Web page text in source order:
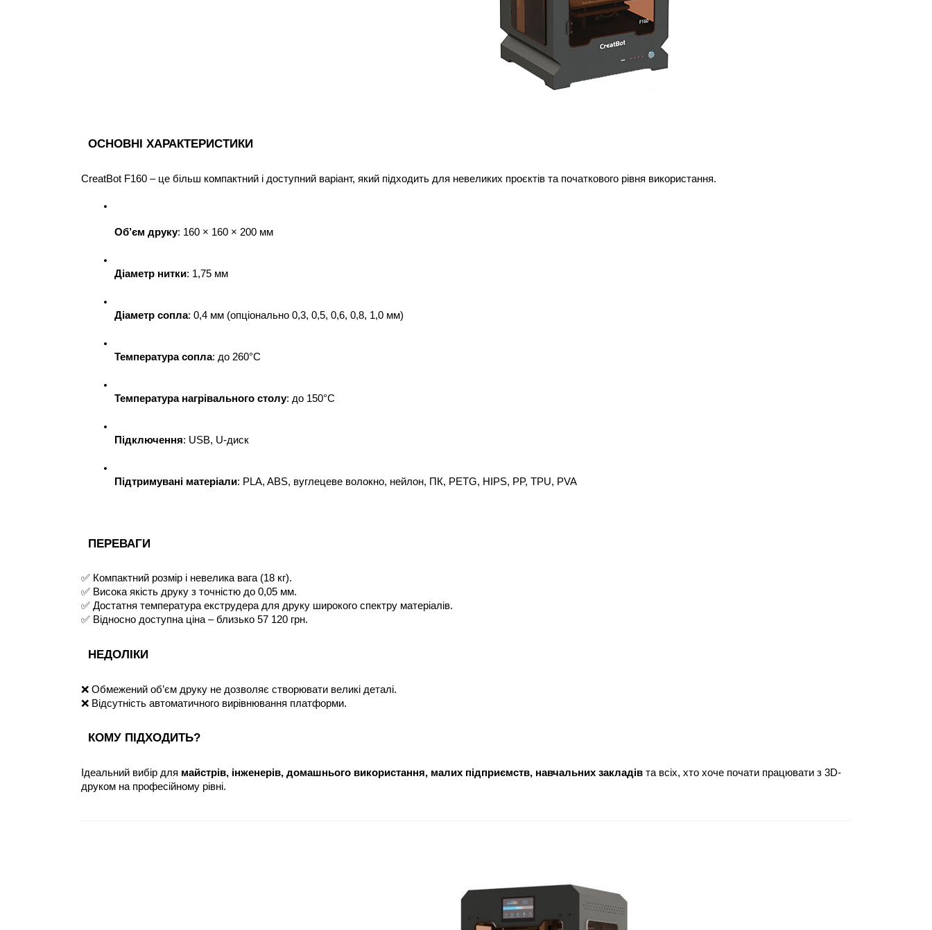
ОСНОВНІ ХАРАКТЕРИСТИКИ
CreatBot F160 – це більш компактний і доступний варіант, який підходить для невеликих проєктів та початкового рівня використання.
Об’єм друку: 160 × 160 × 200 мм
Діаметр нитки: 1,75 мм
Діаметр сопла: 0,4 мм (опціонально 0,3, 0,5, 0,6, 0,8, 1,0 мм)
Температура сопла: до 260°C
Температура нагрівального столу: до 150°C
Підключення: USB, U-диск
Підтримувані матеріали: PLA, ABS, вуглецеве волокно, нейлон, ПК, PETG, HIPS, PP, TPU, PVA
ПЕРЕВАГИ
✅ Компактний розмір і невелика вага (18 кг).
✅ Висока якість друку з точністю до 0,05 мм.
✅ Достатня температура екструдера для друку широкого спектру матеріалів.
✅ Відносно доступна ціна – близько 57 120 грн.
НЕДОЛІКИ
❌ Обмежений об’єм друку не дозволяє створювати великі деталі.
❌ Відсутність автоматичного вирівнювання платформи.
КОМУ ПІДХОДИТЬ?
Ідеальний вибір для майстрів, інженерів, домашнього використання, малих підприємств, навчальних закладів та всіх, хто хоче почати працювати з 3D-
друком на професійному рівні.